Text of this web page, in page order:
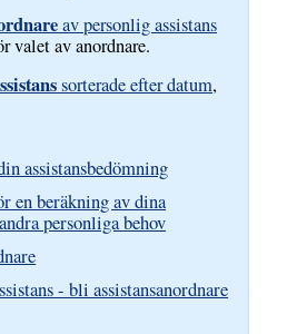
av personlig assistans
valet av anordnare.
sorterade efter datum,
assistansbedömning
en beräkning av dina
personliga behov
- bli assistansanordnare